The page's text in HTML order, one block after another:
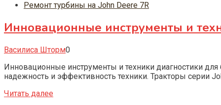
Ремонт турбины на John Deere 7R
Инновационные инструменты и
Василиса Шторм0
Инновационные инструменты и техники диагностики
надежность и эффективность техники. Тракторы серии
Читать далее